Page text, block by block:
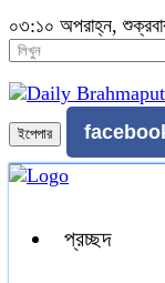
০৩:১০ অপরাহ্ন,
ইপেপার
প্রচ্ছদ